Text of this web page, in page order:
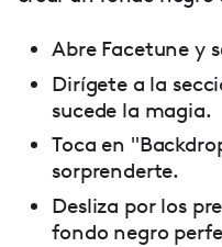
Abre Facetune y
Dirígete a la
sucede la magia.
Toca en
sorprenderte.
Desliza por los
fondo negro